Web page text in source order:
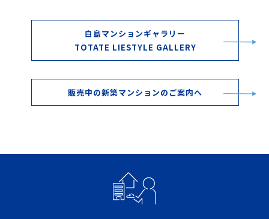
白島マンションギャラリー
TOTATE LIESTYLE GALLERY
販売中の新築マンションのご案内へ